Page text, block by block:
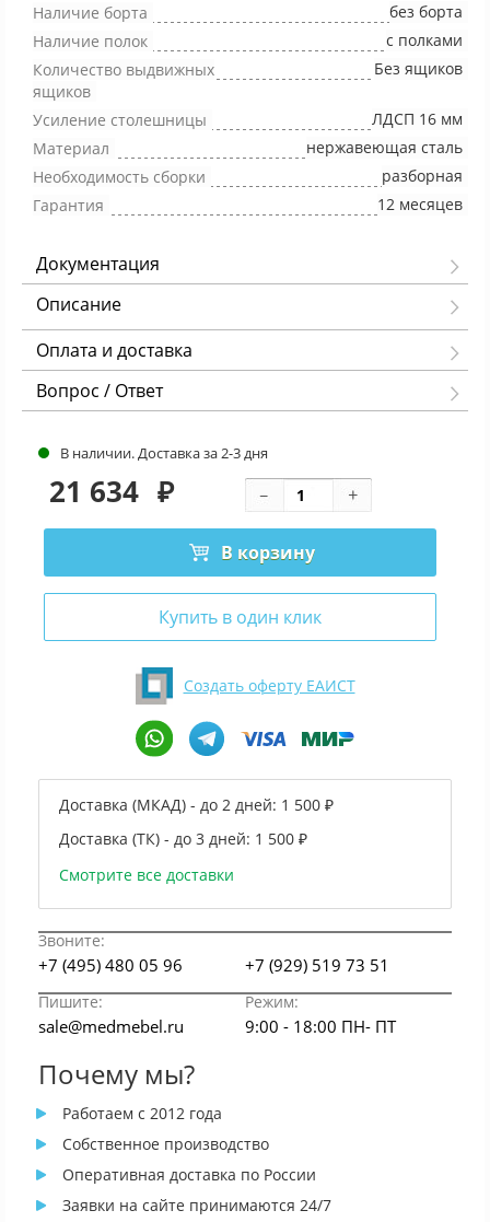
Наличие борта
без борта
Наличие полок
с полками
Количество выдвижных
ящиков
Без ящиков
Усиление столешницы
ЛДСП 16 мм
Материал
нержавеющая сталь
Необходимость сборки
разборная
Гарантия
12 месяцев
Документация
Описание
Оплата и доставка
Вопрос / Ответ
В наличии. Доставка за 2-3 дня
21 634 ₽
В корзину
Купить в один клик
Создать оферту ЕАИСТ
Доставка (МКАД) - до 2 дней: 1 500 ₽
Доставка (ТК) - до 3 дней: 1 500 ₽
Смотрите все доставки
Звоните:
+7 (495) 480 05 96 +7 (929) 519 73 51
Пишите: Режим:
sale@medmebel.ru 9:00 - 18:00 ПН- ПТ
Почему мы?
Работаем с 2012 года
Собственное производство
Оперативная доставка по России
Заявки на сайте принимаются 24/7